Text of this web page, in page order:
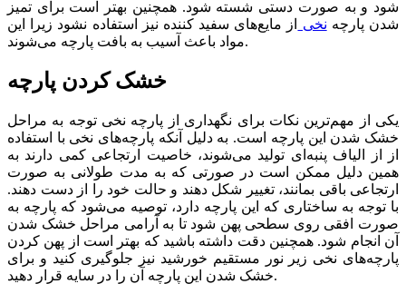
شود و به صورت دستی شسته شود. همچنین بهتر است برای تمیز
شدن پارچه نخی
از مایع‌های سفید کننده نیز استفاده نشود زیرا این
مواد باعث آسیب به بافت پارچه می‌شوند.
خشک کردن پارچه
یکی از مهم‌ترین نکات برای نگهداری از پارچه نخی توجه به مراحل
خشک شدن این پارچه است. به دلیل آنکه پارچه‌های نخی با استفاده
از از الیاف پنبه‌ای تولید می‌شوند، خاصیت ارتجاعی کمی دارند به
همین دلیل ممکن است در صورتی که به مدت طولانی به صورت
ارتجاعی باقی بمانند، تغییر شکل دهند و حالت خود را از دست دهند.
با توجه به ساختاری که این پارچه دارد، توصیه می‌شود که پارچه به
صورت افقی روی سطحی پهن شود تا به آرامی مراحل خشک شدن
آن انجام شود. همچنین دقت داشته باشید که بهتر است از پهن کردن
پارچه‌های نخی زیر نور مستقیم خورشید نیز جلوگیری کنید و برای
خشک شدن این پارچه آن را در سایه قرار دهید.